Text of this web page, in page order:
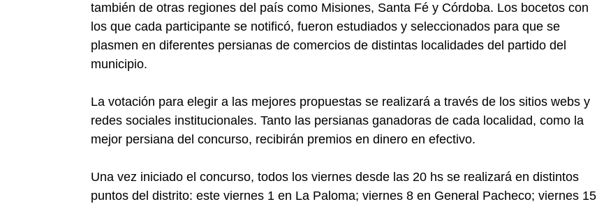
también de otras regiones del país como Misiones, Santa Fé y Córdoba. Los bocetos con
los que cada participante se notificó, fueron estudiados y seleccionados para que se
plasmen en diferentes persianas de comercios de distintas localidades del partido del
municipio.
La votación para elegir a las mejores propuestas se realizará a través de los sitios webs y
redes sociales institucionales. Tanto las persianas ganadoras de cada localidad, como la
mejor persiana del concurso, recibirán premios en dinero en efectivo.
Una vez iniciado el concurso, todos los viernes desde las 20 hs se realizará en distintos
puntos del distrito: este viernes 1 en La Paloma; viernes 8 en General Pacheco; viernes 15